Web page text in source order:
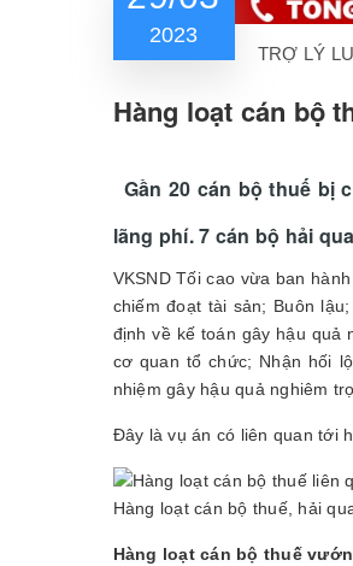
2023
TRỢ LÝ
Hàng loạt cán bộ
Gần 20 cán bộ thuế bị
lãng phí. 7 cán bộ hải
VKSND Tối cao vừa ban
chiếm đoạt tài sản; Buôn
định về kế toán gây hậu quả
cơ quan tổ chức; Nhận hối
nhiệm gây hậu quả nghiêm
Đây là vụ án có liên quan tới
Hàng loạt cán bộ thuế, hải
Hàng loạt cán bộ thuế